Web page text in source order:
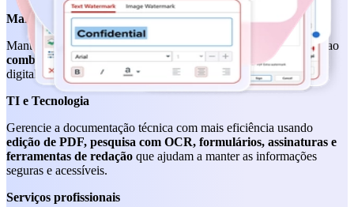
Manufatura
Mantenha a documentação de produção organizada e atualizada ao
combinar arquivos, editar PDFs e preencher formulários
digitalmente entre equipes e fluxos de trabalho.
TI e Tecnologia
Gerencie a documentação técnica com mais eficiência usando
edição de PDF, pesquisa com OCR, formulários, assinaturas e
ferramentas de redação que ajudam a manter as informações
seguras e acessíveis.
Serviços profissionais